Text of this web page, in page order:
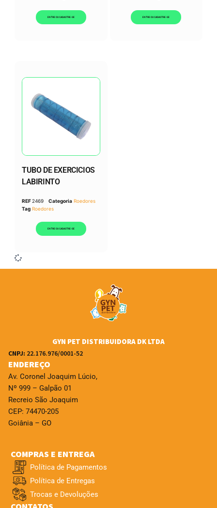
ENTRE OU CADASTRE-SE ENTRE OU CADASTRE-SE
TUBO DE EXERCICIOS
LABIRINTO
REF2469 Categoria Roedores
Tag Roedores
ENTRE OU CADASTRE-SE
GYN PET DISTRIBUIDORA DK LTDA
CNPJ: 22.176.976/0001-52
ENDEREÇO
Av. Coronel Joaquim Lúcio,
Nº 999 – Galpão 01
Recreio São Joaquim
CEP: 74470-205
Goiânia – GO
COMPRAS E ENTREGA
Política de Pagamentos
Política de Entregas
Trocas e Devoluções